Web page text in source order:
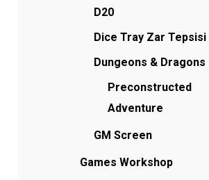
D20
Dice Tray Zar Tepsisi
Dungeons & Dragons
Preconstructed
Adventure
GM Screen
Games Workshop